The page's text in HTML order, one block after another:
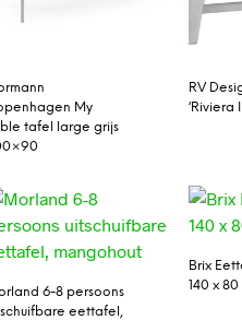
My
tafel large grijs
RV
‘Riviera
6-8 persoons
eettafel,
Brix
140 x 80